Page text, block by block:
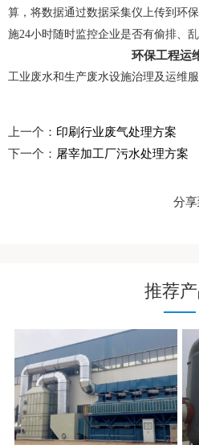
算，将数据通过数据采集仪上传到环
施24小时随时监控企业是否有偷排、乱
环保工程运
工业废水和生产废水设施治理及运维
上一个： 印刷行业废气处理方案
下一个： 屠宰加工厂污水处理方案
分享
推荐